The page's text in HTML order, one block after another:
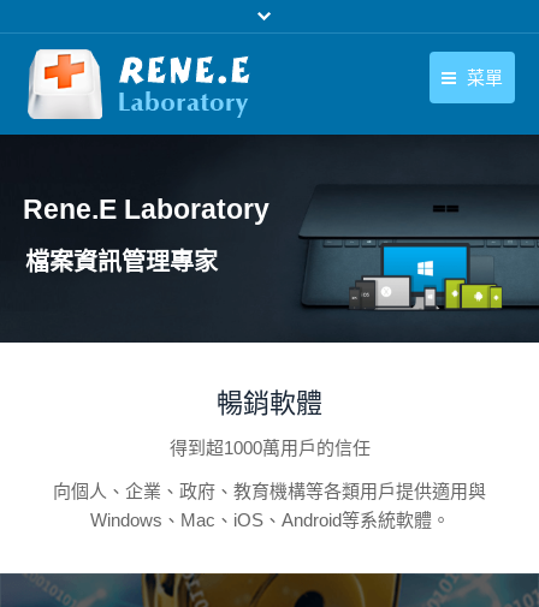
菜單
下載中心
聯絡我們
關於我們
Rene.E Laboratory
檔案資訊管理專家
暢銷軟體
得到超1000萬用戶的信任
向個人、企業、政府、教育機構等各類用戶提供適用與
Windows、Mac、iOS、Android等系統軟體。